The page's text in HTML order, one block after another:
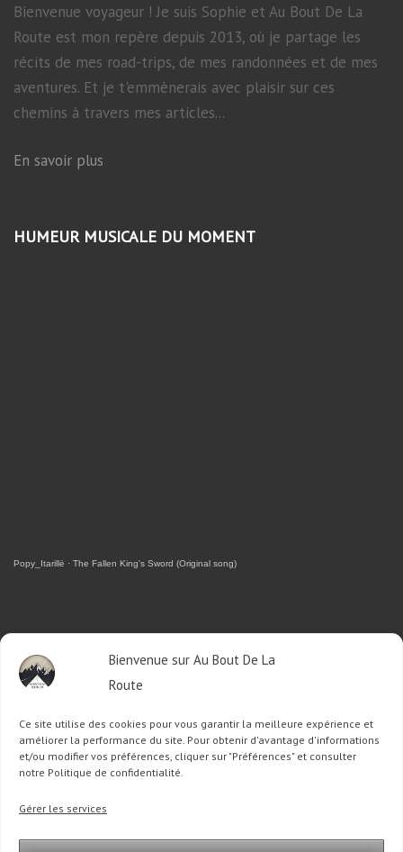
Bienvenue sur Au Bout De La
Route
Ce site utilise des cookies pour vous garantir la meilleure expérience et
améliorer la performance du site. Pour obtenir d'avantage d'informations
et/ou modifier vos préférences, cliquer sur "Préférences" et consulter
notre Politique de confidentialité.
Gérer les services
Bienvenue voyageur ! Je suis Sophie et Au Bout De La
Route est mon repère depuis 2013, où je partage les
récits de mes road-trips, de mes randonnées et de mes
aventures. Et je t'emmènerais avec plaisir sur ces
chemins à travers mes articles...
En savoir plus
HUMEUR MUSICALE DU MOMENT
Popy_Itarillë · The Fallen King's Sword (Original song)
RETROUVEZ-MOI SUR FACEBOOK
OU SUR TWITTER
Follow @Sophie_ABDLRTweet to @Sophie_ABDLR